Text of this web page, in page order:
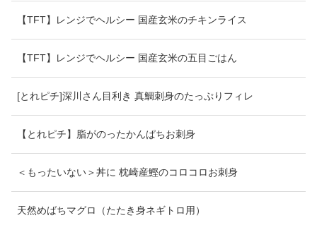
【TFT】レンジでヘルシー 国産玄米のチキンライス
【TFT】レンジでヘルシー 国産玄米の五目ごはん
[とれピチ]深川さん目利き 真鯛刺身のたっぷりフィレ
【とれピチ】脂がのったかんぱちお刺身
＜もったいない＞丼に 枕崎産鰹のコロコロお刺身
天然めばちマグロ（たたき身ネギトロ用）